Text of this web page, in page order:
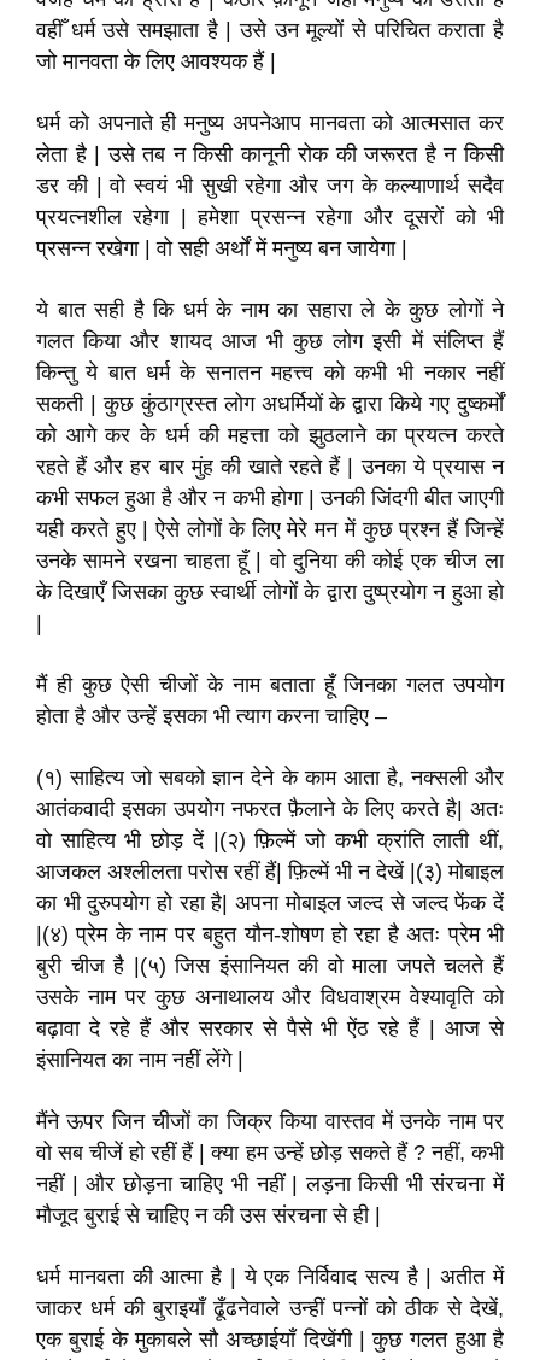
वहीँ धर्म उसे समझाता है | उसे उन मूल्यों से परिचित कराता है
जो मानवता के लिए आवश्यक हैं |
धर्म को अपनाते ही मनुष्य अपनेआप मानवता को आत्मसात कर
लेता है | उसे तब न किसी कानूनी रोक की जरूरत है न किसी
डर की | वो स्वयं भी सुखी रहेगा और जग के कल्याणार्थ सदैव
प्रयत्नशील रहेगा | हमेशा प्रसन्न रहेगा और दूसरों को भी
प्रसन्न रखेगा | वो सही अर्थों में मनुष्य बन जायेगा |
ये बात सही है कि धर्म के नाम का सहारा ले के कुछ लोगों ने
गलत किया और शायद आज भी कुछ लोग इसी में संलिप्त हैं
किन्तु ये बात धर्म के सनातन महत्त्व को कभी भी नकार नहीं
सकती | कुछ कुंठाग्रस्त लोग अधर्मियों के द्वारा किये गए दुष्कर्मों
को आगे कर के धर्म की महत्ता को झुठलाने का प्रयत्न करते
रहते हैं और हर बार मुंह की खाते रहते हैं | उनका ये प्रयास न
कभी सफल हुआ है और न कभी होगा | उनकी जिंदगी बीत जाएगी
यही करते हुए | ऐसे लोगों के लिए मेरे मन में कुछ प्रश्न हैं जिन्हें
उनके सामने रखना चाहता हूँ | वो दुनिया की कोई एक चीज ला
के दिखाएँ जिसका कुछ स्वार्थी लोगों के द्वारा दुष्प्रयोग न हुआ हो
मैं ही कुछ ऐसी चीजों के नाम बताता हूँ जिनका गलत उपयोग
होता है और उन्हें इसका भी त्याग करना चाहिए –
(१) साहित्य जो सबको ज्ञान देने के काम आता है, नक्सली और
आतंकवादी इसका उपयोग नफरत फ़ैलाने के लिए करते है| अतः
वो साहित्य भी छोड़ दें |(२) फ़िल्में जो कभी क्रांति लाती थीं,
आजकल अश्लीलता परोस रहीं हैं| फ़िल्में भी न देखें |(३) मोबाइल
का भी दुरुपयोग हो रहा है| अपना मोबाइल जल्द से जल्द फेंक दें
|(४) प्रेम के नाम पर बहुत यौन-शोषण हो रहा है अतः प्रेम भी
बुरी चीज है |(५) जिस इंसानियत की वो माला जपते चलते हैं
उसके नाम पर कुछ अनाथालय और विधवाश्रम वेश्यावृति को
बढ़ावा दे रहे हैं और सरकार से पैसे भी ऐंठ रहे हैं | आज से
इंसानियत का नाम नहीं लेंगे |
मैंने ऊपर जिन चीजों का जिक्र किया वास्तव में उनके नाम पर
वो सब चीजें हो रहीं हैं | क्या हम उन्हें छोड़ सकते हैं ? नहीं, कभी
नहीं | और छोड़ना चाहिए भी नहीं | लड़ना किसी भी संरचना में
मौजूद बुराई से चाहिए न की उस संरचना से ही |
धर्म मानवता की आत्मा है | ये एक निर्विवाद सत्य है | अतीत में
जाकर धर्म की बुराइयाँ ढूँढनेवाले उन्हीं पन्नों को ठीक से देखें,
एक बुराई के मुकाबले सौ अच्छाईयाँ दिखेंगी | कुछ गलत हुआ है